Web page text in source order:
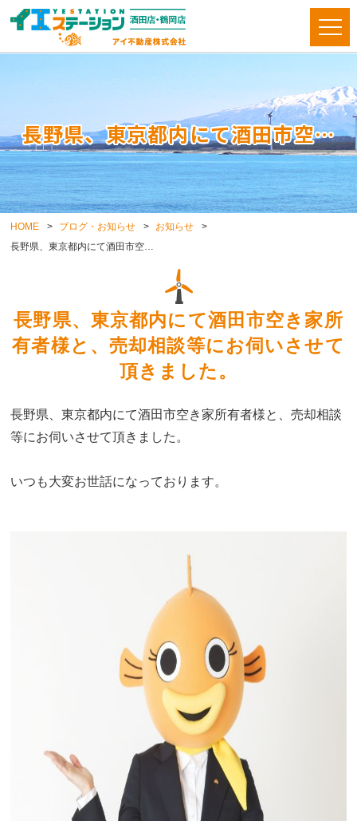
長野県、東京都内にて酒田市空…
HOME ブログ・お知らせ
お知らせ
長野県、東京都内にて酒田市空…
長野県、東京都内にて酒田市空き家所
有者様と、売却相談等にお伺いさせて
頂きました。
長野県、東京都内にて酒田市空き家所有者様と、売却相談
等にお伺いさせて頂きました。
いつも大変お世話になっております。